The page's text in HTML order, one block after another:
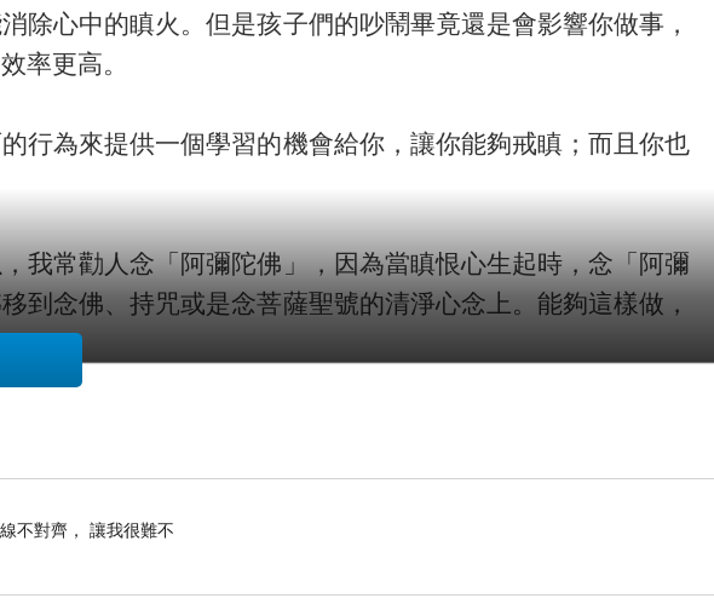
除心中的瞋火。但是孩子們的吵鬧畢竟還是會影響你做事，
率更高。
為來提供一個學習的機會給你，讓你能夠戒瞋；而且你也
常勸人念「阿彌陀佛」，因為當瞋恨心生起時，念「阿彌
到念佛、持咒或是念菩薩聖號的清淨心念上。能夠這樣做，
會漸漸地減少，而且還養成了經常念佛、念菩薩聖號的習
了多少慈悲心？是不是有瞋恨心？瞋恨心有沒有顯露出
不對齊， 讓我很難不